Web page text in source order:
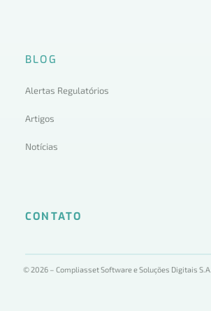
BLOG
Alertas Regulatórios
Artigos
Notícias
CONTATO
© 2026 – Compliasset Software e Soluções Digitais S.A.